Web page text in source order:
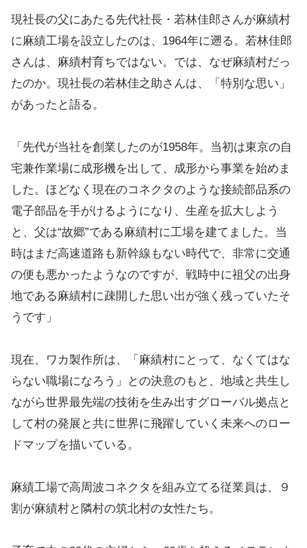
現社長の父にあたる先代社長・若林佳郎さんが麻績村
に麻績工場を設立したのは、1964年に遡る。若林佳郎
さんは、麻績村育ちではない。では、なぜ麻績村だっ
たのか。現社長の若林佳之助さんは、「特別な思い」
があったと語る。
「先代が当社を創業したのが1958年。当初は東京の自
宅兼作業場に成形機を出して、成形から事業を始めま
した。ほどなく現在のコネクタのような接続部品系の
電子部品を手がけるようになり、生産を拡大しよう
と、父は“故郷”である麻績村に工場を建てました。当
時はまだ高速道路も新幹線もない時代で、非常に交通
の便も悪かったようなのですが、戦時中に祖父の出身
地である麻績村に疎開した思い出が強く残っていたそ
うです」
現在、ワカ製作所は、「麻績村にとって、なくてはな
らない職場になろう」との決意のもと、地域と共生し
ながら世界最先端の技術を生み出すグローバル拠点と
して村の発展と共に世界に飛躍していく未来へのロー
ドマップを描いている。
麻績工場で高周波コネクタを組み立てる従業員は、９
割が麻績村と隣村の筑北村の女性たち。